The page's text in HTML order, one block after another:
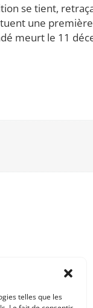
telles que les
se tient,
une
le 11